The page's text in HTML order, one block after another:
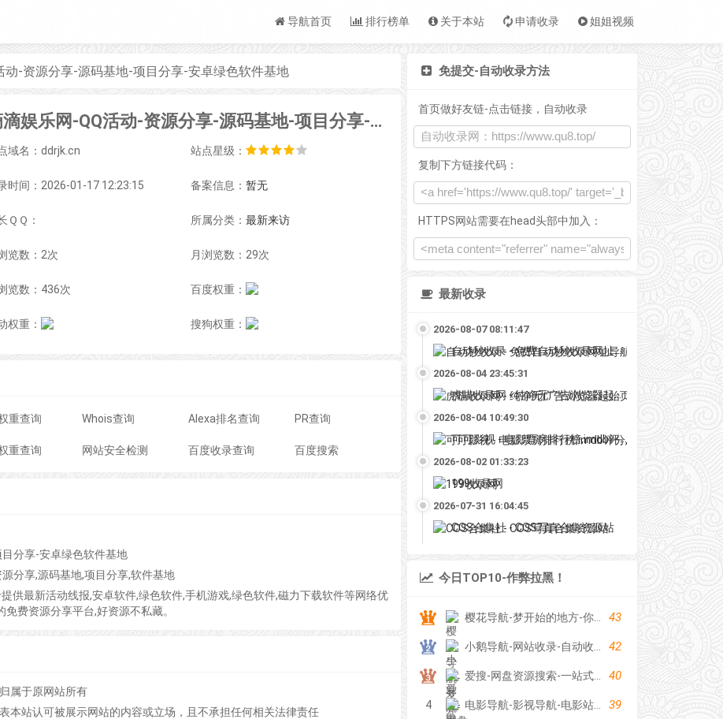
导航首页 排行榜单 关于本站 申请收录 姐姐视频
动-资源分享-源码基地-项目分享-安卓绿色软件基地
滴滴娱乐网-QQ活动-资源分享-源码基地-项目分享-安卓绿色软件基地
域名：ddrjk.cn 站点星级：
时间：2026-01-17 12:23:15 备案信息： 暂无
ＱＱ： 所属分类： 最新来访
览数：2次 月浏览数：29次
览数：436次 百度权重：
权重： 搜狗权重：
重查询 Whois查询 Alexa排名查询 PR查询
重查询 网站安全检测 百度收录查询 百度搜索
分享-安卓绿色软件基地
分享,源码基地,项目分享,软件基地
供最新活动线报,安卓软件,绿色软件,手机游戏,绿色软件,磁力下载软件等网络优
费资源分享平台,好资源不私藏。
属于原网站所有
本站认可被展示网站的内容或立场，且不承担任何相关法律责任
免提交-自动收录方法
首页做好友链-点击链接，自动收录
复制下方链接代码：
HTTPS网站需要在head头部中加入：
最新收录
2026-08-07 08:11:47
自动秒收录 - 免费自动秒收录网址导航
2026-08-04 23:45:31
虎喵收录网 - 纯净无广告浏览器起始页
2026-08-04 10:49:30
可可影视 - 电影票房排行榜,imdb评分,影评,找最好看的影视
2026-08-02 01:33:23
199收录网
2026-07-31 16:04:45
COS合集社 - COS写真合集资源站
今日TOP10-作弊拉黑！
43
42
40
4 39